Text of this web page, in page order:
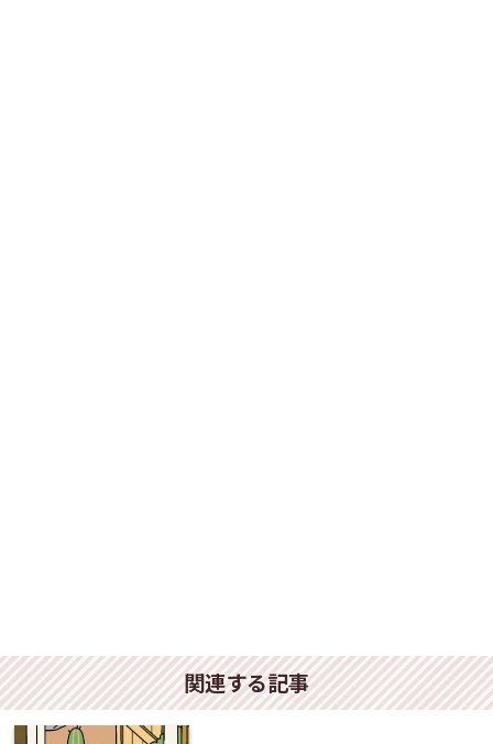
関連する記事